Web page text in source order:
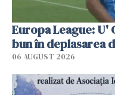
Europa League:
bun în deplasarea
06 AUGUST 2026